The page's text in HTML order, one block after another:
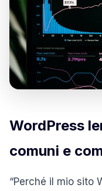
WordPress
comuni e
“Perché il mio sito